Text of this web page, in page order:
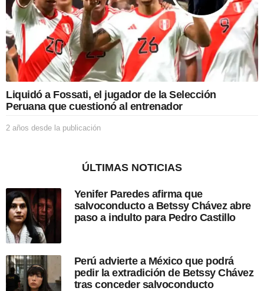
s
d
e
l
a
u
l
i
ó
Liquidó a Fossati, el jugador de la Selección
Peruana que cuestionó al entrenador
2 años desde la publicación
s
e
s
d
p
u
b
ÚLTIMAS NOTICIAS
Yenifer Paredes afirma que
salvoconducto a Betssy Chávez abre
paso a indulto para Pedro Castillo
Perú advierte a México que podrá
pedir la extradición de Betssy Chávez
tras conceder salvoconducto